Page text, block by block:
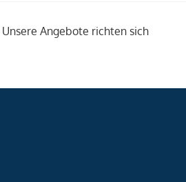
Unsere Angebote richten sich